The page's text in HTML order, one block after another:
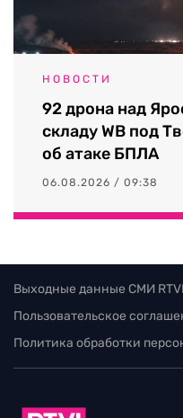
НОВОСТИ
92 дрона над
складу WB под
об атаке БПЛА
06.08.2026 / 09:38
Выходные данные СМИ RTVI
Пользовательское
Политика обработки